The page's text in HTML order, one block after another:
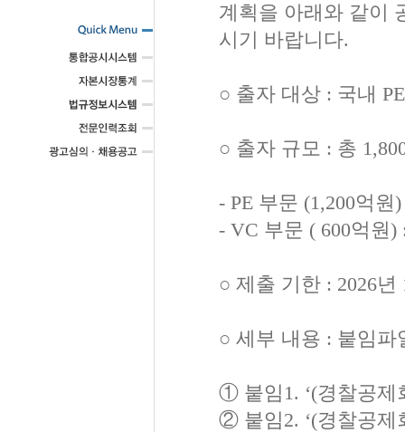
계획을 아래와 같이
시기 바랍니다.
○ 출자 대상 : 국내
○ 출자 규모 : 총
- PE 부문 (1,200억
- VC 부문 ( 600억원)
○ 제출 기한 : 2026
○ 세부 내용 : 붙임파
① 붙임1. ‘(경찰공제
② 붙임2. ‘(경찰공제